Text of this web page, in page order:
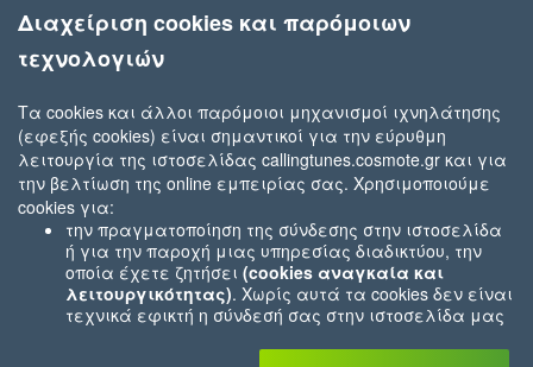
Διαχείριση cookies και παρόμοιων
τεχνολογιών
Τα cookies και άλλοι παρόμοιοι μηχανισμοί ιχνηλάτησης
(εφεξής cookies) είναι σημαντικοί για την εύρυθμη
λειτουργία της ιστοσελίδας callingtunes.cosmote.gr και για
την βελτίωση της online εμπειρίας σας. Χρησιμοποιούμε
cookies για:
την πραγματοποίηση της σύνδεσης στην ιστοσελίδα
ή για την παροχή μιας υπηρεσίας διαδικτύου, την
οποία έχετε ζητήσει (cookies αναγκαία και
λειτουργικότητας). Χωρίς αυτά τα cookies δεν είναι
τεχνικά εφικτή η σύνδεσή σας στην ιστοσελίδα μας
που εσείς μας ζητήσατε (π.χ.cookies που αφορούν